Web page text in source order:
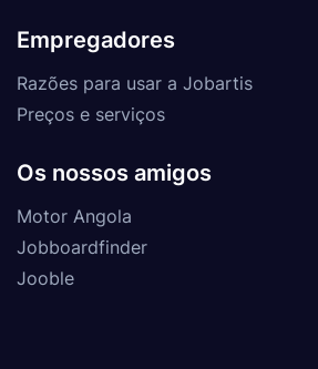
Empregadores
Razões para usar a Jobartis
Preços e serviços
Os nossos amigos
Motor Angola
Jobboardfinder
Jooble